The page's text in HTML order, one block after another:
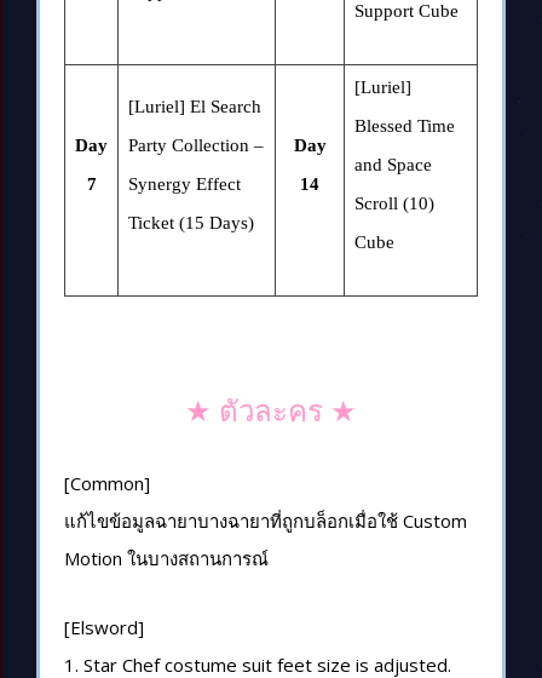
Support Cube
Day
7
[Luriel] El Search
Party Collection –
Synergy Effect
Ticket (15 Days)
Day
14
[Luriel]
Blessed Time
and Space
Scroll (10)
Cube
★ ตัวละคร ★
[Common]
แก้ไขข้อมูลฉายาบางฉายาที่ถูกบล็อกเมื่อใช้ Custom
Motion ในบางสถานการณ์
[Elsword]
1. Star Chefcostume suit feet size is adjusted.